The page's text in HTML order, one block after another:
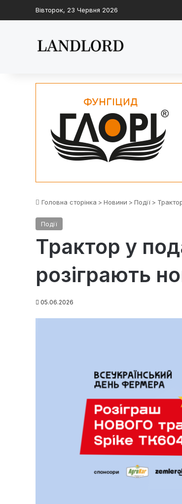
Вівторок, 23 Червня 2026
Головна сторінка > Новини > Події >
Події
Трактор у
розіграють
05.06.2026